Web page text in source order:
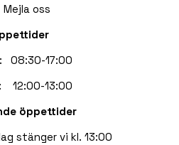
Mejla oss
08:30-17:00
12:00-13:00
öppettider
stänger vi kl. 13:00